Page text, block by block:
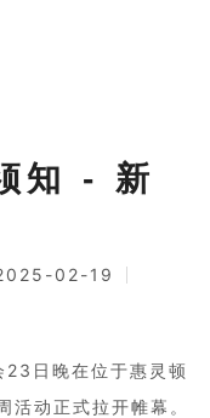
知 - 新
02-19
23日晚在位于惠灵顿
活动正式拉开帷幕。